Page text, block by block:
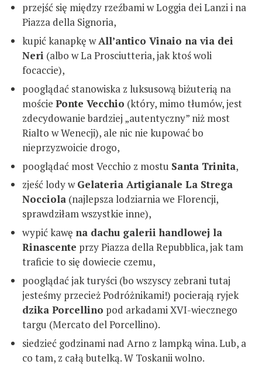
przejść się między rzeźbami w Loggia dei Lanzi i na
Piazza della Signoria,
kupić kanapkę wAll’antico Vinaio na via dei
Neri (albo w La Prosciutteria, jak ktoś woli
focaccie),
pooglądać stanowiska z luksusową biżuterią na
moście Ponte Vecchio (który, mimo tłumów, jest
zdecydowanie bardziej „autentyczny” niż most
Rialto w Wenecji), ale nic nie kupować bo
nieprzyzwoicie drogo,
pooglądać most Vecchio z mostu Santa Trinita,
zjeść lody wGelateria Artigianale La Strega
Nocciola(najlepsza lodziarnia we Florencji,
sprawdziłam wszystkie inne),
wypić kawę na dachu galerii handlowej la
Rinascente przy Piazza della Repubblica, jak tam
traficie to się dowiecie czemu,
pooglądać jak turyści (bo wszyscy zebrani tutaj
jesteśmy przecież Podróżnikami!) pocierają ryjek
dzika Porcellino pod arkadami XVI-wiecznego
targu (Mercato del Porcellino).
siedzieć godzinami nad Arno z lampką wina. Lub, a
co tam, z całą butelką. W Toskanii wolno.